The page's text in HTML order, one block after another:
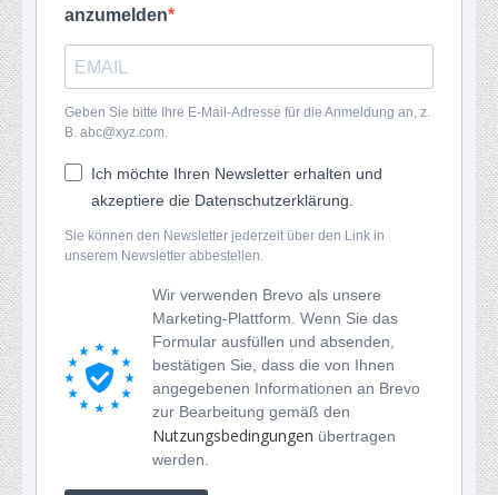
anzumelden
Geben Sie bitte Ihre E-Mail-Adresse für die Anmeldung an, z.
B. abc@xyz.com.
Ich möchte Ihren Newsletter erhalten und
akzeptiere die Datenschutzerklärung.
Sie können den Newsletter jederzeit über den Link in
unserem Newsletter abbestellen.
Wir verwenden Brevo als unsere
Marketing-Plattform. Wenn Sie das
Formular ausfüllen und absenden,
bestätigen Sie, dass die von Ihnen
angegebenen Informationen an Brevo
zur Bearbeitung gemäß den
Nutzungsbedingungen übertragen
werden.